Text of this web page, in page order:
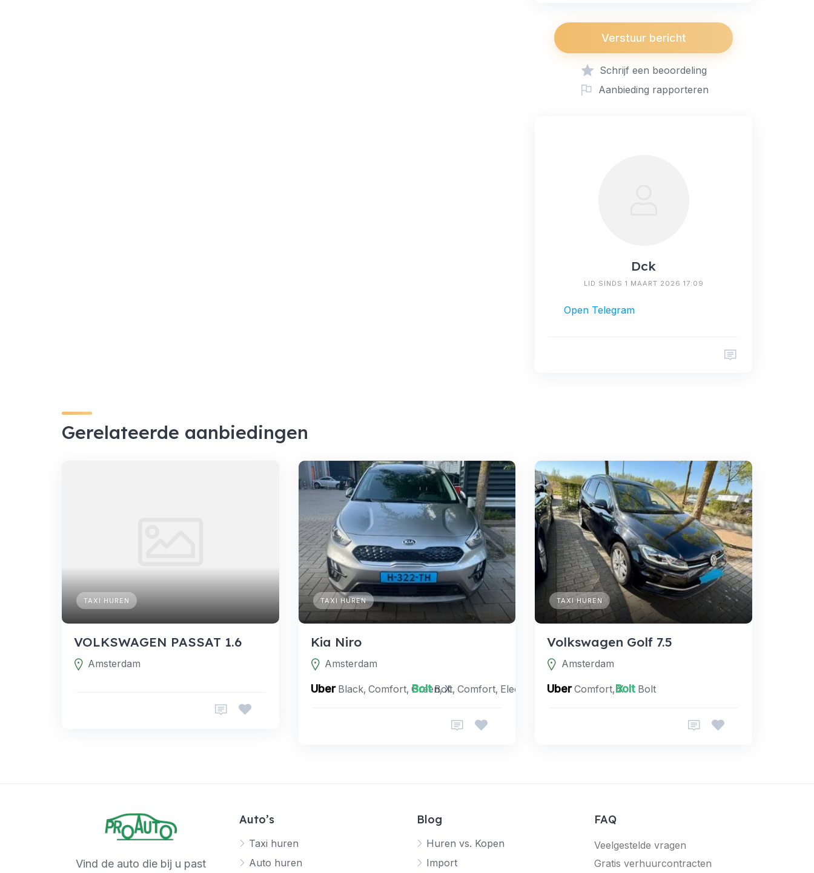
Verstuur bericht
Schrijf een beoordeling
Aanbieding rapporteren
Dck
LID SINDS 1 MAART 2026 17:09
Open Telegram
Gerelateerde aanbiedingen
TAXI HUREN
VOLKSWAGEN PASSAT 1.6
Amsterdam
TAXI HUREN
Kia Niro
Amsterdam
UberBlack, Comfort, Green, X
BoltBolt, Comfort, Electric, Premium
TAXI HUREN
Volkswagen Golf 7.5
Amsterdam
UberComfort, XBolt Bolt
Vind de auto die bij u past
Auto’s
Taxi huren
Auto huren
Blog
Huren vs. Kopen
Import
FAQ
Veelgestelde vragen
Gratis verhuurcontracten